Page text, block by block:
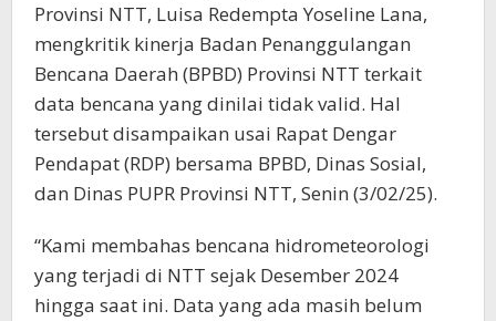
Provinsi NTT, Luisa Redempta Yoseline Lana,
mengkritik kinerja Badan Penanggulangan
Bencana Daerah (BPBD) Provinsi NTT terkait
data bencana yang dinilai tidak valid. Hal
tersebut disampaikan usai Rapat Dengar
Pendapat (RDP) bersama BPBD, Dinas Sosial,
dan Dinas PUPR Provinsi NTT, Senin (3/02/25).
“Kami membahas bencana hidrometeorologi
yang terjadi di NTT sejak Desember 2024
hingga saat ini. Data yang ada masih belum